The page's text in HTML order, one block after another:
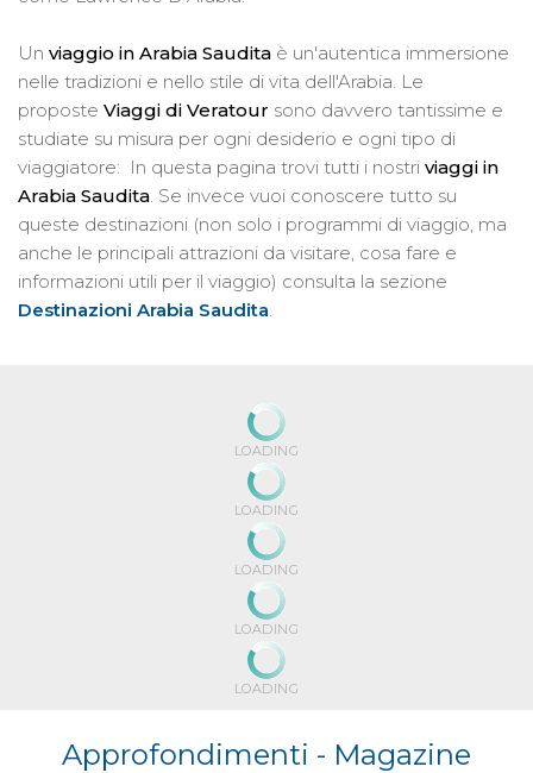
Un viaggio in Arabia Saudita è un'autentica immersione
nelle tradizioni e nello stile di vita dell'Arabia. Le
proposte Viaggi di Veratour sono davvero tantissime e
studiate su misura per ogni desiderio e ogni tipo di
viaggiatore: In questa pagina trovi tutti i nostri viaggi in
Arabia Saudita. Se invece vuoi conoscere tutto su
queste destinazioni (non solo i programmi di viaggio, ma
anche le principali attrazioni da visitare, cosa fare e
informazioni utili per il viaggio) consulta la sezione
Destinazioni Arabia Saudita.
LOADING
LOADING
LOADING
LOADING
LOADING
Approfondimenti - Magazine